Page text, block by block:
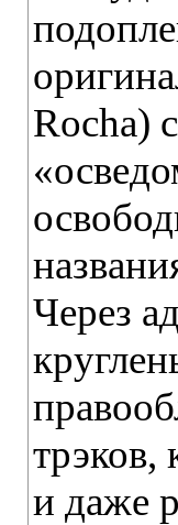
Rocha)
Через
трэков,
и даже